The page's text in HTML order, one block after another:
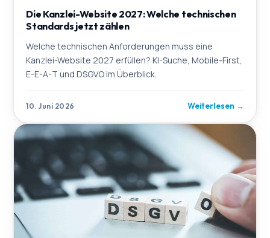
Die Kanzlei-Website 2027: Welche technischen
Standards jetzt zählen
Welche technischen Anforderungen muss eine
Kanzlei-Website 2027 erfüllen? KI-Suche, Mobile-First,
E-E-A-T und DSGVO im Überblick.
10. Juni 2026 Weiterlesen →